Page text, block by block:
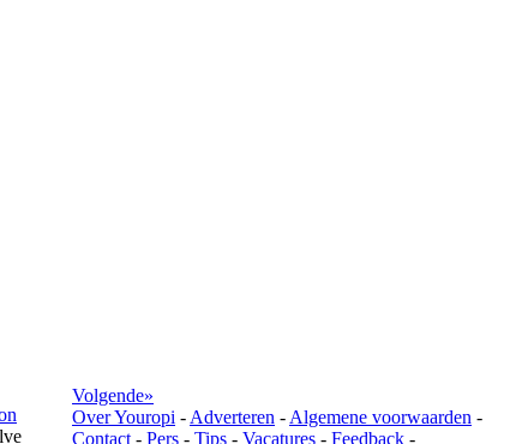
Volgende»
Over Youropi - Adverteren - Algemene voorwaarden -
Contact - Pers - Tips - Vacatures - Feedback -